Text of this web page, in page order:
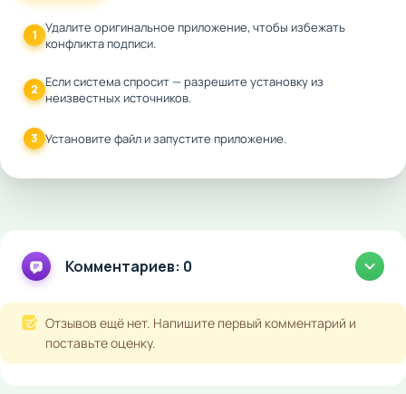
1 Удалите оригинальное приложение, чтобы избежать
конфликта подписи.
2 Если система спросит — разрешите установку из
неизвестных источников.
3 Установите файл и запустите приложение.
Комментариев: 0
Отзывов ещё нет. Напишите первый комментарий и
поставьте оценку.